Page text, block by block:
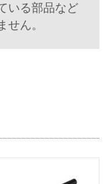
いる部品など
せん。